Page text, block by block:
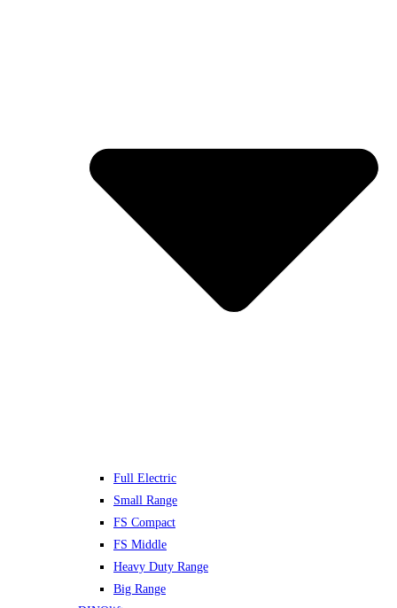
Full Electric
Small Range
FS Compact
FS Middle
Heavy Duty Range
Big Range